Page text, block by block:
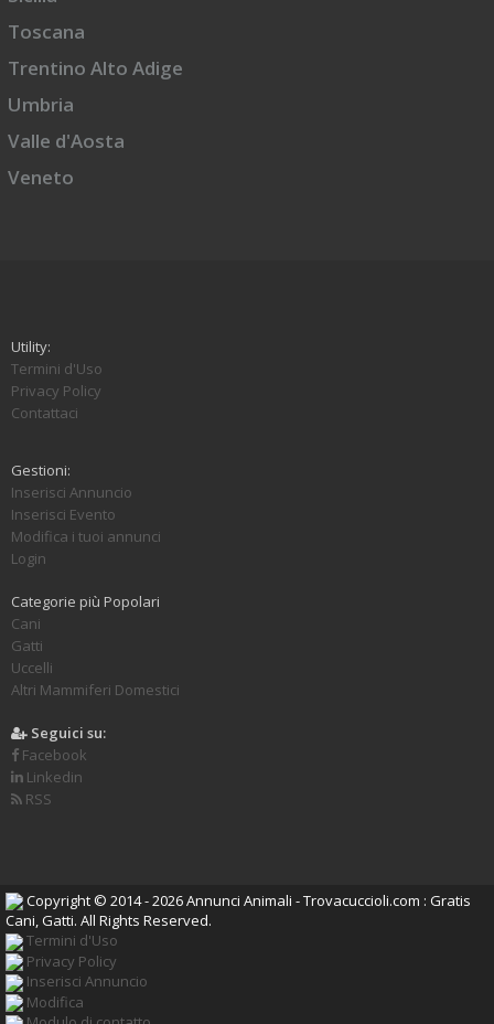
Toscana
Trentino Alto Adige
Umbria
Valle d'Aosta
Veneto
Utility:
Termini d'Uso
Privacy Policy
Contattaci
Gestioni:
Inserisci Annuncio
Inserisci Evento
Modifica i tuoi annunci
Login
Categorie più Popolari
Cani
Gatti
Uccelli
Altri Mammiferi Domestici
Seguici su:
Facebook
Linkedin
RSS
Copyright © 2014 - 2026 Annunci Animali - Trovacuccioli.com : Gratis
Cani, Gatti. All Rights Reserved.
Termini d'Uso
Privacy Policy
Inserisci Annuncio
Modifica